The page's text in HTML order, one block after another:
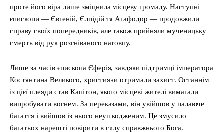
проте його віра лише зміцнила місцеву громаду. Наступні
єпископи — Євгеній, Єлпідій та Агафодор — продовжили
справу своїх попередників, але також прийняли мученицьку
смерть від рук розгніваного натовпу.
Лише за часів єпископа Єферія, завдяки підтримці імператора
Костянтина Великого, християни отримали захист. Останнім
із цієї плеяди став Капітон, якого місцеві жителі вимагали
випробувати вогнем. За переказами, він увійшов у палаюче
багаття і вийшов із нього неушкодженим. Це змусило
багатьох нарешті повірити в силу справжнього Бога.